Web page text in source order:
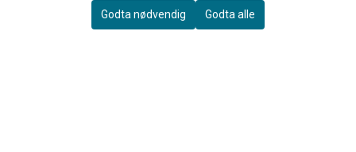
Frakt & Retur
Godta nødvendig
Godta alle